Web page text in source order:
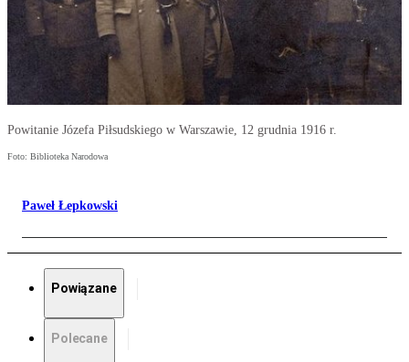
Powitanie Józefa Piłsudskiego w Warszawie, 12 grudnia 1916 r.
Foto: Biblioteka Narodowa
Paweł Łepkowski
Powiązane
Polecane